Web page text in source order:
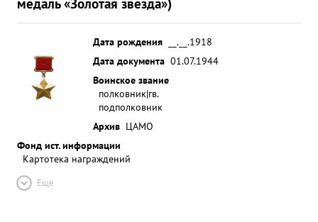
Дата рождения
__.__.1918
Дата документа 01.07.1944
Воинское звание
полковник|гв.
подполковник
Архив ЦАМО
Фонд ист. информации
Картотека награждений
Ещё